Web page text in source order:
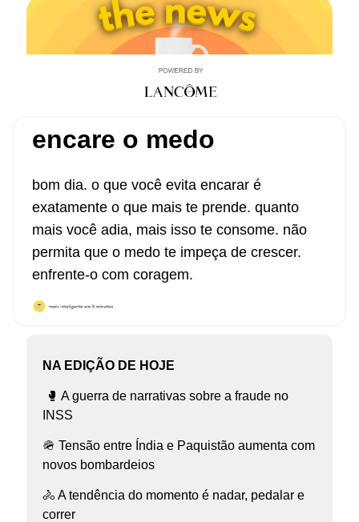
encare o medo
bom dia. o que você evita encarar é
exatamente o que mais te prende. quanto
mais você adia, mais isso te consome. não
permita que o medo te impeça de crescer.
enfrente-o com coragem.
NA EDIÇÃO DE HOJE
🥊 A guerra de narrativas sobre a fraude no
INSS
🪖 Tensão entre Índia e Paquistão aumenta com
novos bombardeios
🚴 A tendência do momento é nadar, pedalar e
correr